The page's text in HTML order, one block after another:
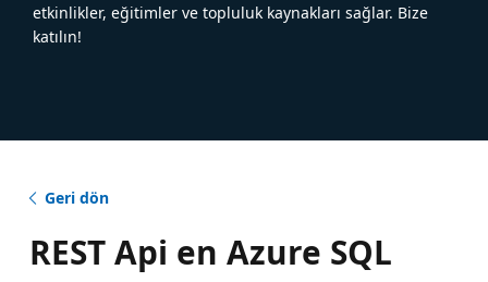
etkinlikler, eğitimler ve topluluk kaynakları sağlar. Bize
katılın!
Geri dön
REST Api en Azure SQL